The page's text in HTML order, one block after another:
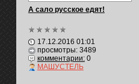
А сало русское едят!
17.12.2016 01:01
просмотры: 3489
комментарии:0
МАШУСТЕЛЬ